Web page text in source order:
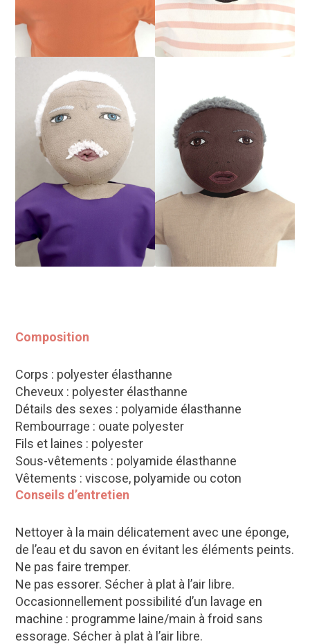
Composition
Corps : polyester élasthanne
Cheveux : polyester élasthanne
Détails des sexes : polyamide élasthanne
Rembourrage : ouate polyester
Fils et laines : polyester
Sous-vêtements : polyamide élasthanne
Vêtements : viscose, polyamide ou coton
Conseils d’entretien
Nettoyer à la main délicatement avec une éponge,
de l’eau et du savon en évitant les éléments peints.
Ne pas faire tremper.
Ne pas essorer. Sécher à plat à l’air libre.
Occasionnellement possibilité d’un lavage en
machine : programme laine/main à froid sans
essorage. Sécher à plat à l’air libre.